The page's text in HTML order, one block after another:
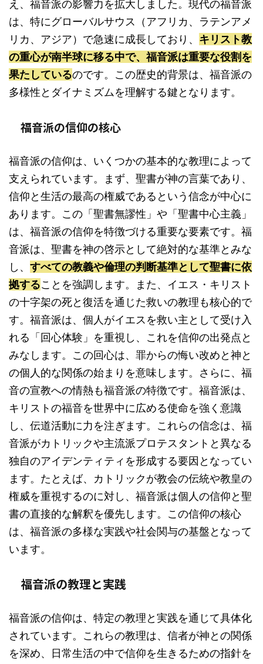
え、福音派の影響力を拡大しました。現代の福音派
は、特にグローバルサウス（アフリカ、ラテンアメ
リカ、アジア）で急速に成長しており、 キリスト教
の重心が南半球に移る中で、福音派は重要な役割を
果たしているのです。この歴史的背景は、福音派の
多様性とダイナミズムを理解する鍵となります。
福音派の信仰の核心
福音派の信仰は、いくつかの基本的な教理によって
支えられています。まず、聖書が神の言葉であり、
信仰と生活の最高の権威であるという信念が中心に
あります。この「聖書無謬性」や「聖書中心主義」
は、福音派の信仰を特徴づける重要な要素です。福
音派は、聖書を神の啓示として絶対的な基準とみな
し、 すべての教義や倫理の判断基準として聖書に依
拠することを強調します。また、イエス・キリスト
の十字架の死と復活を通じた救いの教理も核心的で
す。福音派は、個人がイエスを救い主として受け入
れる「回心体験」を重視し、これを信仰の出発点と
みなします。この回心は、罪からの悔い改めと神と
の個人的な関係の始まりを意味します。さらに、福
音の宣教への情熱も福音派の特徴です。福音派は、
キリストの福音を世界中に広める使命を強く意識
し、伝道活動に力を注ぎます。これらの信念は、福
音派がカトリックや主流派プロテスタントと異なる
独自のアイデンティティを形成する要因となってい
ます。たとえば、カトリックが教会の伝統や教皇の
権威を重視するのに対し、福音派は個人の信仰と聖
書の直接的な解釈を優先します。この信仰の核心
は、福音派の多様な実践や社会関与の基盤となって
います。
福音派の教理と実践
福音派の信仰は、特定の教理と実践を通じて具体化
されています。これらの教理は、信者が神との関係
を深め、日常生活の中で信仰を生きるための指針を